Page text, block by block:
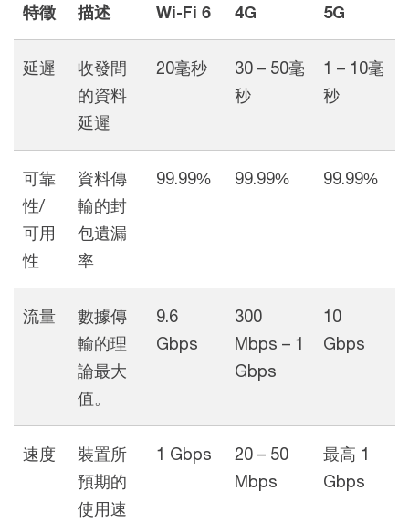
特徵 描述 Wi-Fi 6 4G 5G
延遲
收發間
的資料
延遲
20毫秒
30 – 50毫
秒
1 – 10毫
秒
可靠
性/
可用
性
資料傳
輸的封
包遺漏
率
99.99% 99.99% 99.99%
流量
數據傳
輸的理
論最大
值。
9.6
Gbps
300
Mbps – 1
Gbps
10
Gbps
速度
裝置所
預期的
使用速
1 Gbps
20 – 50
Mbps
最高 1
Gbps